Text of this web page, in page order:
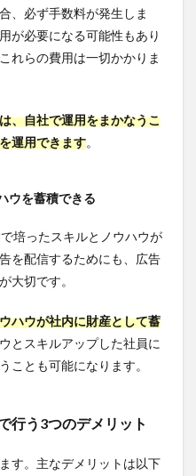
、必ず手数料が発生しま
が必要になる可能性もあり
れらの費用は一切かかりま
、自社で運用をまかなうこ
運用できます。
ウを蓄積できる
培ったスキルとノウハウが
を配信するためにも、広告
大切です。
ハウが社内に財産として蓄
とスキルアップした社員に
ことも可能になります。
行う3つのデメリット
す。主なデメリットは以下